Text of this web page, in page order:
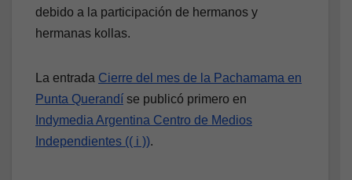
debido a la participación de hermanos y
hermanas kollas.
La entrada Cierre del mes de la Pachamama en
Punta Querandí se publicó primero en
Indymedia Argentina Centro de Medios
Independientes (( i )).